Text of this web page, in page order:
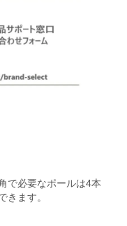
で必要なポールは4本
きます。